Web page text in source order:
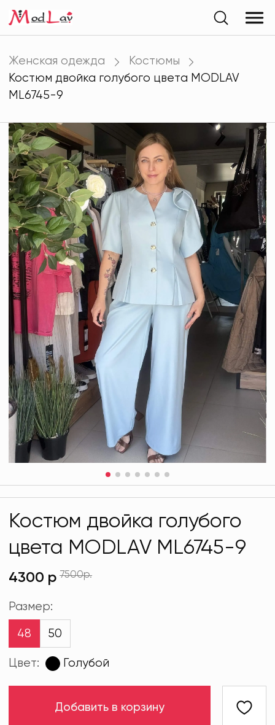
Женская одежда
Костюмы
Костюм двойка голубого цвета MODLAV
ML6745-9
Костюм двойка голубого
цвета MODLAV ML6745-9
4300 р 7500р.
Размер:
48 50
Цвет: Голубой
Добавить в корзину